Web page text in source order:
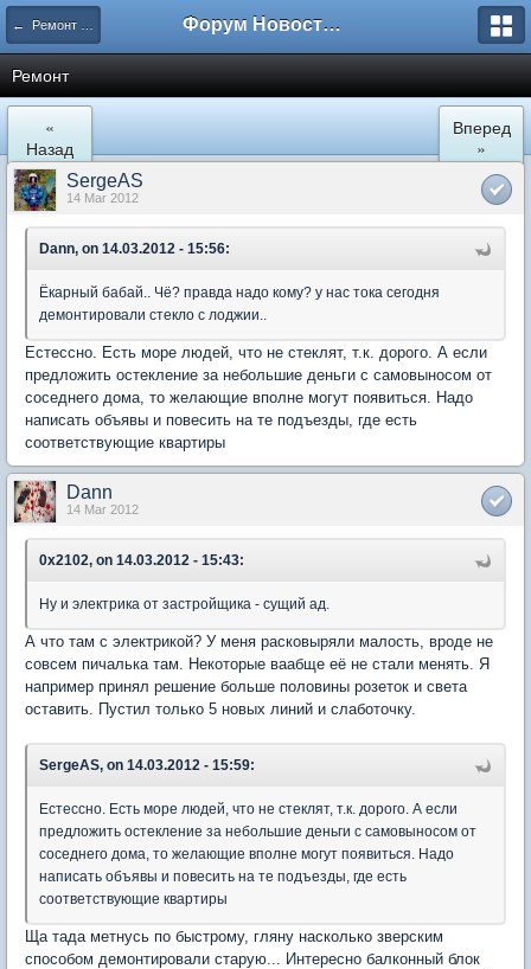
← Ремонт и обустройство Форум Новостройки
Ремонт
«
Назад
Вперед
»
SergeAS
14 Mar 2012
Dann, on 14.03.2012 - 15:56:
Ёкарный бабай.. Чё? правда надо кому? у нас тока сегодня
демонтировали стекло с лоджии..
Естессно. Есть море людей, что не стеклят, т.к. дорого. А если
предложить остекление за небольшие деньги с самовыносом от
соседнего дома, то желающие вполне могут появиться. Надо
написать объявы и повесить на те подъезды, где есть
соответствующие квартиры
Dann
14 Mar 2012
0x2102, on 14.03.2012 - 15:43:
Ну и электрика от застройщика - сущий ад.
А что там с электрикой? У меня расковыряли малость, вроде не
совсем пичалька там. Некоторые ваабще её не стали менять. Я
например принял решение больше половины розеток и света
оставить. Пустил только 5 новых линий и слаботочку.
SergeAS, on 14.03.2012 - 15:59:
Естессно. Есть море людей, что не стеклят, т.к. дорого. А если
предложить остекление за небольшие деньги с самовыносом от
соседнего дома, то желающие вполне могут появиться. Надо
написать объявы и повесить на те подъезды, где есть
соответствующие квартиры
Ща тада метнусь по быстрому, гляну насколько зверским
способом демонтировали старую... Интересно балконный блок